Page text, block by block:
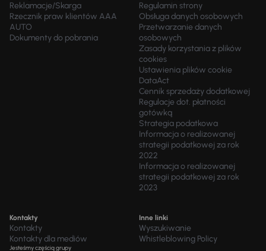
Reklamacje/Skarga
Rzecznik praw klientów AAA
AUTO
Dokumenty do pobrania
Regulamin strony
Obsługa danych osobowych
Przetwarzanie danych
osobowych
Zasady korzystania z plików
cookies
Ustawienia plików cookie
DataAct
Cennik sprzedaży dodatkowej
Regulacje dot. płatności
gotówką
Strategia podatkowa
Informacja o realizowanej
strategii podatkowej za rok
2022
Informacja o realizowanej
strategii podatkowej za rok
2023
Kontakty
Kontakty
Kontakty dla mediów
Inne linki
Wyszukiwanie
Whistleblowing Policy
Jesteśmy częścią grupy